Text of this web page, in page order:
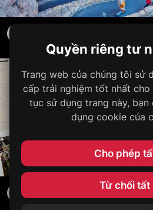
VNNPLUS MEDIA 192 lượt xem 1
5 món ăn đường phố hấp dẫn ở
Quyền riêng tư
Trang web của chúng tôi sử
cấp trải nghiệm tốt nhất cho
tục sử dụng trang này,
dụng cookie của
Cho phép
Từ chối tất